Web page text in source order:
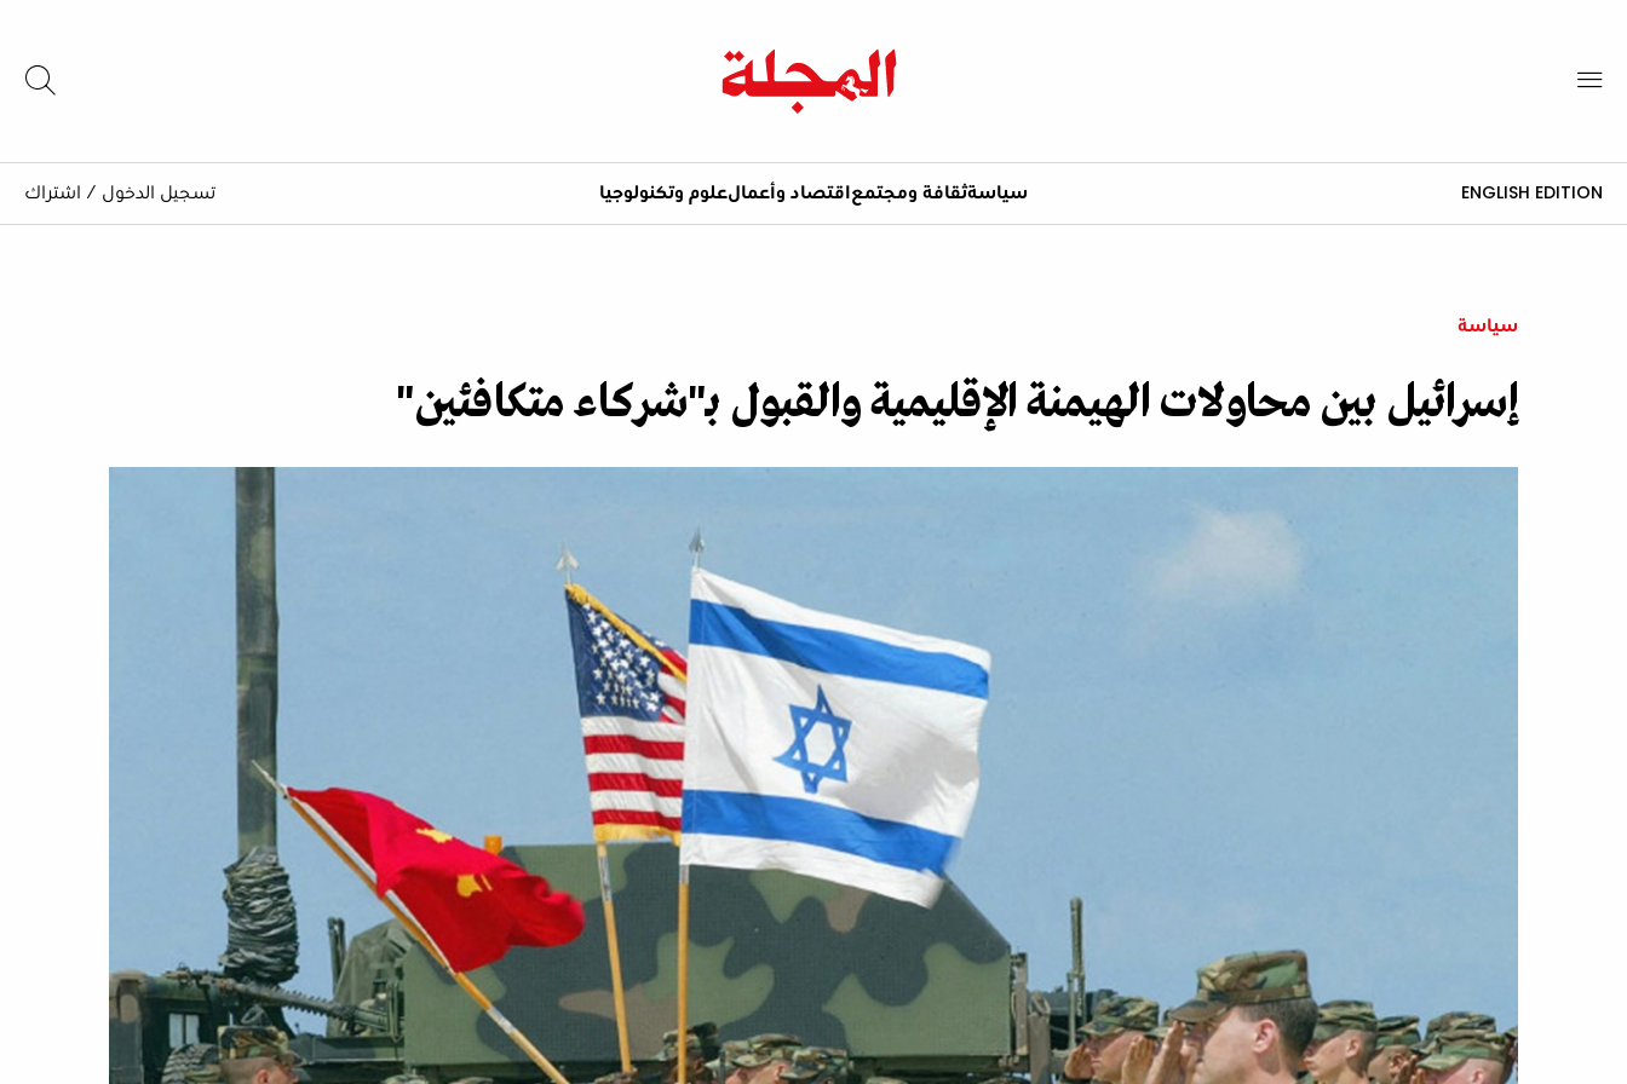
ENGLISH EDITION سياسةثقافة ومجتمع اقتصاد وأعمالعلوم وتكنولوجيا تسجيل الدخول / اشتراك
سياسة
إسرائيل بين محاولات الهيمنة الإقليمية والقبول بـ"شركاء متكافئين"